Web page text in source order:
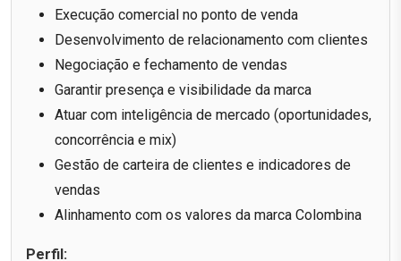
Execução comercial no ponto de venda
Desenvolvimento de relacionamento com clientes
Negociação e fechamento de vendas
Garantir presença e visibilidade da marca
Atuar com inteligência de mercado (oportunidades,
concorrência e mix)
Gestão de carteira de clientes e indicadores de
vendas
Alinhamento com os valores da marca Colombina
Perfil: